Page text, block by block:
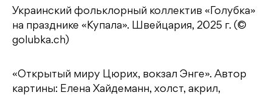
Украинский фольклорный коллектив «Голубка»
на празднике «Купала». Швейцария, 2025 г. (©
golubka.ch)
«Открытый миру Цюрих, вокзал Энге». Автор
картины: Елена Хайдеманн, холст, акрил,